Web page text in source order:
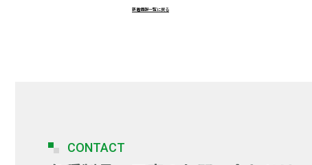
新着情報一覧に戻る
CONTACT